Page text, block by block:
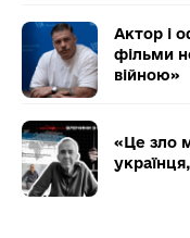
Актор і
фільми
війною»
«Це зло